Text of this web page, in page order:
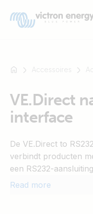
example
Multiplus-
SmartShunt
Accessoires
VE.Direct
interface
De VE.Direct to
verbindt producten
een RS232-
communiceren.
Read more